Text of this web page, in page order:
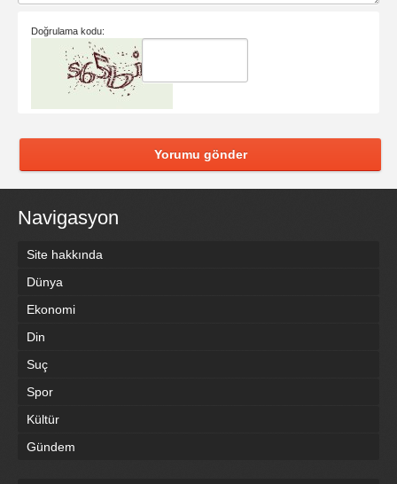
Doğrulama kodu:
Yorumu gönder
Navigasyon
Site hakkında
Dünya
Ekonomi
Din
Suç
Spor
Kültür
Gündem